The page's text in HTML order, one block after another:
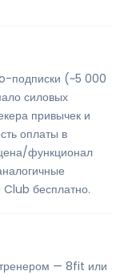
подписки (~5 000
силовых
привычек и
оплаты в
функционал
бесплатно.
— 8fit или